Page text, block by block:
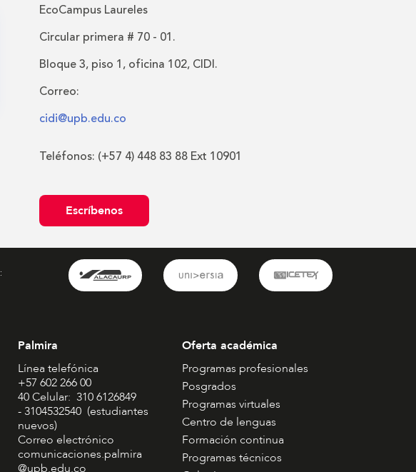
EcoCampus Laureles
Circular primera # 70 - 01.
Bloque 3, piso 1, oficina 102, CIDI.
Correo:
cidi@upb.edu.co
Teléfonos: (+57 4) 448 83 88 Ext 10901
Escríbenos
Palmira
Línea telefónica
+57 602 266 00
40 Celular: 310 6126849
- 3104532540 (estudiantes
nuevos)
Correo electrónico
comunicaciones.palmira
@upb.edu.co
Oferta académica
Programas profesionales
Posgrados
Programas virtuales
Centro de lenguas
Formación continua
Programas técnicos